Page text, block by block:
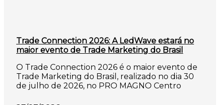
Trade Connection 2026: A LedWave estará no
maior evento de Trade Marketing do Brasil
O Trade Connection 2026 é o maior evento de
Trade Marketing do Brasil, realizado no dia 30
de julho de 2026, no PRO MAGNO Centro